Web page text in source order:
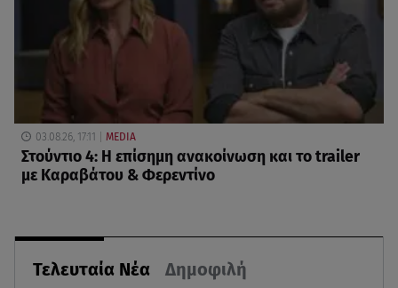
Τελευταία Νέα Δημοφιλή
03.08.26, 17:11 MEDIA
Στούντιο 4: Η επίσημη ανακοίνωση και το trailer
με Καραβάτου & Φερεντίνο